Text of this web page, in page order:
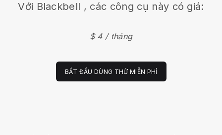
Với Blackbell , các công cụ này có giá:
$ 4 / tháng
BẮT ĐẦU DÙNG THỬ MIỄN PHÍ